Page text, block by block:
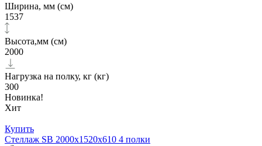
Ширина, мм (см)
1537
Высота,мм (см)
2000
Нагрузка на полку, кг (кг)
300
Новинка!
Хит
Купить
Стеллаж SB 2000x1520x610 4 полки